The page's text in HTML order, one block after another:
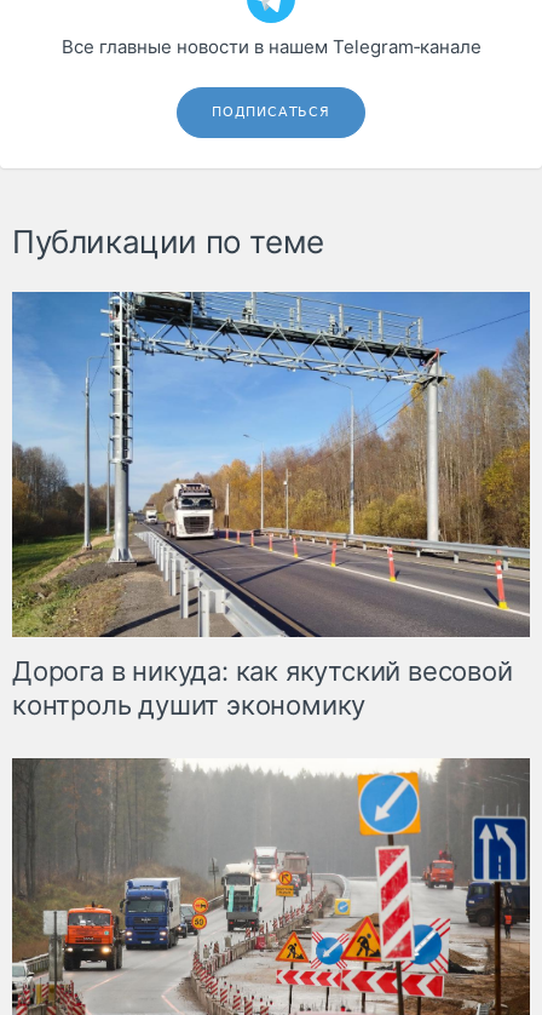
Все главные новости в нашем Telegram‑канале
ПОДПИСАТЬСЯ
Публикации по теме
Дорога в никуда: как якутский весовой
контроль душит экономику